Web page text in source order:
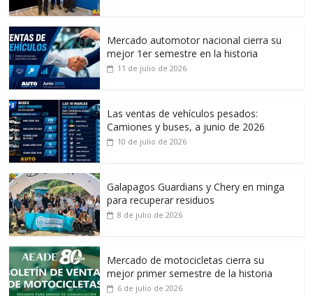
Mercado automotor nacional cierra su
mejor 1er semestre en la historia
11 de julio de 2026
Las ventas de vehículos pesados:
Camiones y buses, a junio de 2026
10 de julio de 2026
Galapagos Guardians y Chery en minga
para recuperar residuos
8 de julio de 2026
Mercado de motocicletas cierra su
mejor primer semestre de la historia
6 de julio de 2026